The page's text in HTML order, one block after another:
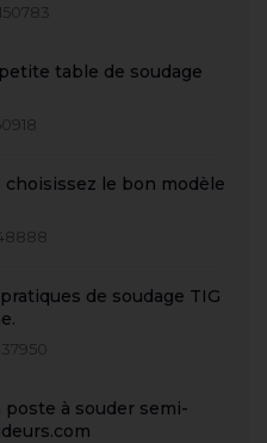
150783
table de soudage
choisissez le bon modèle
de soudage TIG
37950
à souder semi-